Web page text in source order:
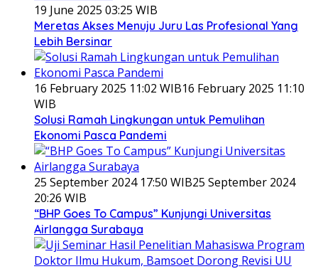
19 June 2025 03:25 WIB
Meretas Akses Menuju Juru Las Profesional Yang
Lebih Bersinar
16 February 2025 11:02 WIB16 February 2025 11:10
WIB
Solusi Ramah Lingkungan untuk Pemulihan
Ekonomi Pasca Pandemi
25 September 2024 17:50 WIB25 September 2024
20:26 WIB
“BHP Goes To Campus” Kunjungi Universitas
Airlangga Surabaya